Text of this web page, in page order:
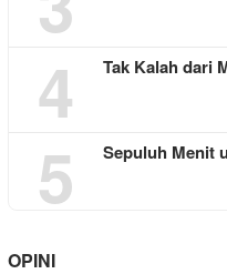
4 Tak Kalah dari
5 Sepuluh Menit
OPINI